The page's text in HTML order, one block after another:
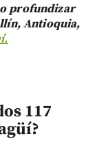
profundizar
Antioquia,
117